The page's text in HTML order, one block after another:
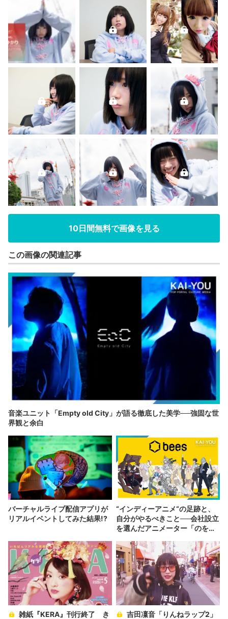
10日間無料で画像を見る
この画像の関連記事
音楽ユニット「Empty old City」が語る徹底した美学──強固な世
界観と余白
バーチャルライブ配信アプリが
リアルイベントしてみた結果!?
“インディーアニメ“の足跡と、
自分がやるべきこと──会社設立
を選んだアニメーター「のを